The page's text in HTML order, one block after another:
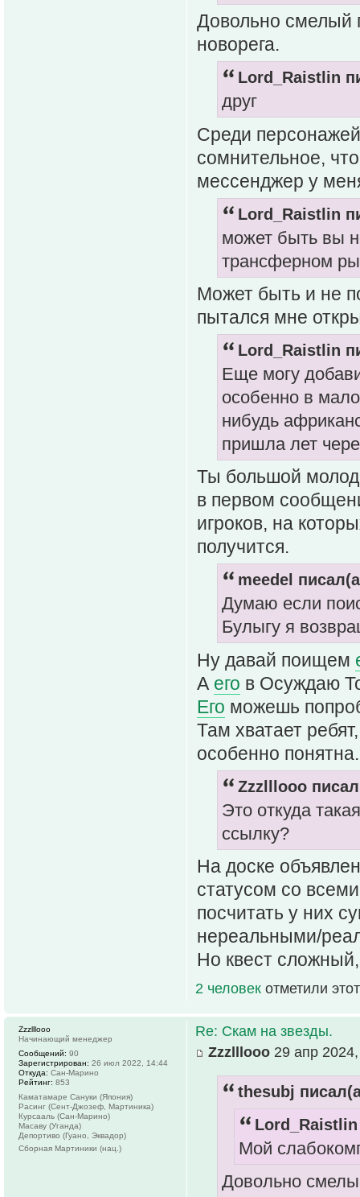
Довольно смелый
новорега.
Lord_Raistlin
друг
Среди
сомнительное,
мессенджер у
Lord_Raistlin
может быть вы
трансферном
Может быть и не
пытался мне
Lord_Raistlin
Еще могу
особенно в
нибудь
пришла лет
Ты большой
в первом
игроков, на
получится.
meedel
Думаю если
Булыгу я
Ну давай поищем
А его в Осуждаю
Его можешь
Там хватает
особенно понятна.
Zzzlllooo
Это откуда
ссылку?
На доске
статусом со
посчитать у них
нереальными/
Но квест
2 человек отметили
Re: Скам на звезды.
Zzzlllooo 29 апр
thesubj
Мой
Довольно
Zzzlllooo
Начинающий менеджер
Сообщений: 90
Зарегистрирован: 26 июл 2022, 14:44
Откуда: Сан-Марино
Рейтинг: 853
Каматамаре Сануки (Япония)
Расинг (Сент-Джозеф, Мартиника)
Курсааль (Сан-Марино)
Масаву (Уганда)
Депортиво (Гуано, Эквадор)
Сборная Мартиники (нац.)